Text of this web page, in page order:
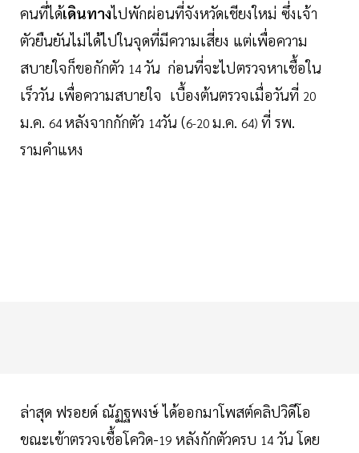
คนที่ได้เดินทางไปพักผ่อนที่จังหวัดเชียงใหม่ ซึ่งเจ้า
ตัวยืนยันไม่ได้ไปในจุดที่มีความเสี่ยง แต่เพื่อความ
สบายใจก็ขอกักตัว 14 วัน ก่อนที่จะไปตรวจหาเชื้อใน
เร็ววัน เพื่อความสบายใจ เบื้องต้นตรวจเมื่อวันที่ 20
ม.ค. 64 หลังจากกักตัว 14วัน (6-20 ม.ค. 64) ที่ รพ.
รามคำแหง
ล่าสุด ฟรอยด์ ณัฏฐพงษ์ ได้ออกมาโพสต์คลิปวิดีโอ
ขณะเข้าตรวจเชื้อโควิด-19 หลังกักตัวครบ 14 วัน โดย